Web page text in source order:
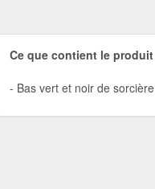
Ce que contient le produit
Bas vert et noir de sorcière